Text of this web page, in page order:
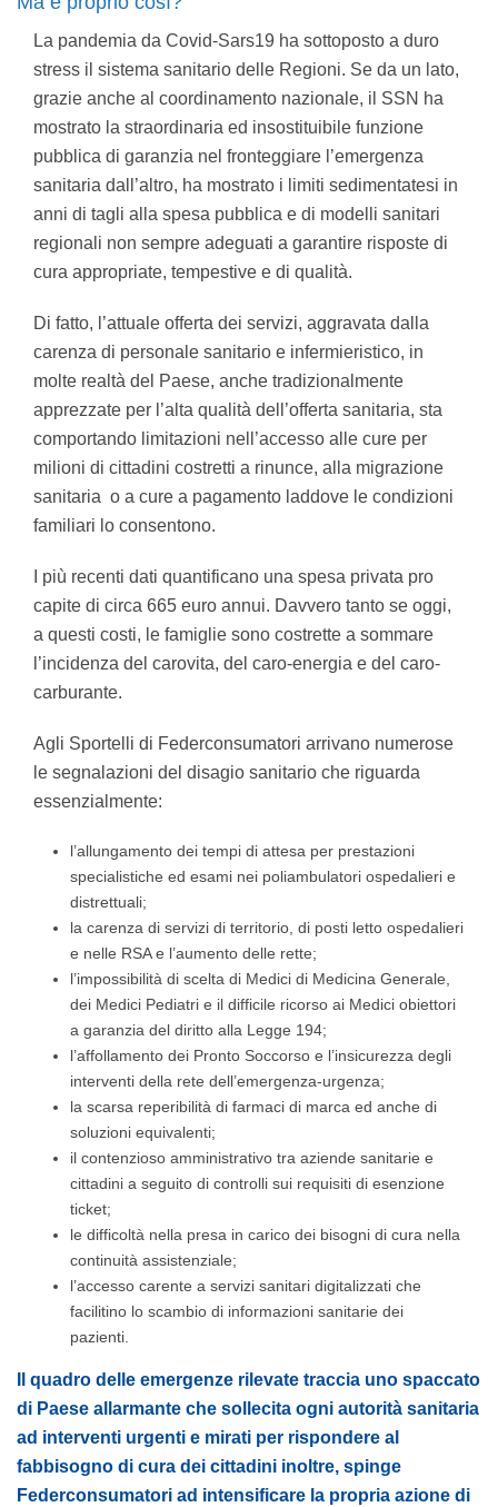
La pandemia da Covid-Sars19 ha sottoposto a duro
stress il sistema sanitario delle Regioni. Se da un lato,
grazie anche al coordinamento nazionale, il SSN ha
mostrato la straordinaria ed insostituibile funzione
pubblica di garanzia nel fronteggiare l’emergenza
sanitaria dall’altro, ha mostrato i limiti sedimentatesi in
anni di tagli alla spesa pubblica e di modelli sanitari
regionali non sempre adeguati a garantire risposte di
cura appropriate, tempestive e di qualità.
Di fatto, l’attuale offerta dei servizi, aggravata dalla
carenza di personale sanitario e infermieristico, in
molte realtà del Paese, anche tradizionalmente
apprezzate per l’alta qualità dell’offerta sanitaria, sta
comportando limitazioni nell’accesso alle cure per
milioni di cittadini costretti a rinunce, alla migrazione
sanitaria o a cure a pagamento laddove le condizioni
familiari lo consentono.
I più recenti dati quantificano una spesa privata pro
capite di circa 665 euro annui. Davvero tanto se oggi,
a questi costi, le famiglie sono costrette a sommare
l’incidenza del carovita, del caro-energia e del caro-
carburante.
Agli Sportelli di Federconsumatori arrivano numerose
le segnalazioni del disagio sanitario che riguarda
essenzialmente:
l’allungamento dei tempi di attesa per prestazioni
specialistiche ed esami nei poliambulatori ospedalieri e
distrettuali;
la carenza di servizi di territorio, di posti letto ospedalieri
e nelle RSA e l’aumento delle rette;
l’impossibilità di scelta di Medici di Medicina Generale,
dei Medici Pediatri e il difficile ricorso ai Medici obiettori
a garanzia del diritto alla Legge 194;
l’affollamento dei Pronto Soccorso e l’insicurezza degli
interventi della rete dell’emergenza-urgenza;
la scarsa reperibilità di farmaci di marca ed anche di
soluzioni equivalenti;
il contenzioso amministrativo tra aziende sanitarie e
cittadini a seguito di controlli sui requisiti di esenzione
ticket;
le difficoltà nella presa in carico dei bisogni di cura nella
continuità assistenziale;
l’accesso carente a servizi sanitari digitalizzati che
facilitino lo scambio di informazioni sanitarie dei
pazienti.
Il quadro delle emergenze rilevate traccia uno spaccato
di Paese allarmante che sollecita ogni autorità sanitaria
ad interventi urgenti e mirati per rispondere al
fabbisogno di cura dei cittadini inoltre, spinge
Federconsumatori ad intensificare la propria azione di